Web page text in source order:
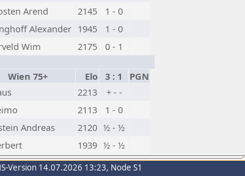
Arend 2145
1 - 0
Alexander 1945
1 - 0
Wim 2175
0 - 1
Wien 75+ Elo 3 : 1
PGN
2213
+ - -
2113
1 - 0
Andreas 2120 ½ - ½
1939 ½ - ½
Version 14.07.2026 13:23, Node S1